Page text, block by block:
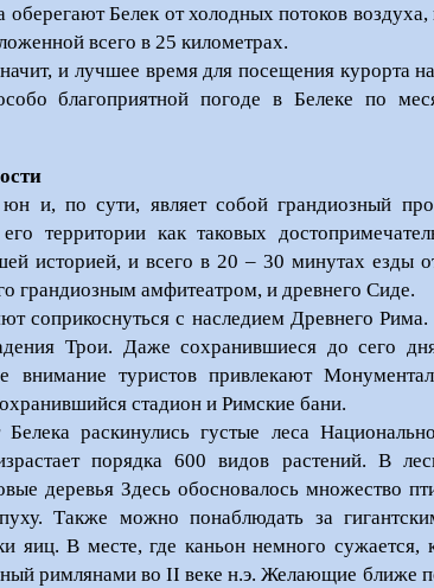
Белек от холодных потоков
всего в 25 километрах.
и лучшее время для посещения курорта
благоприятной погоде в Белеке по
и, по сути, являет собой грандиозный
территории как таковых
историей, и всего в 20 – 30 минутах езды
грандиозным амфитеатром, и древнего Сиде.
соприкоснуться с наследием Древнего
Трои. Даже сохранившиеся до сего
внимание туристов привлекают
стадион и Римские бани.
раскинулись густые леса
порядка 600 видов растений. В
деревья Здесь обосновалось множество
Также можно понаблюдать за
яиц. В месте, где каньон немного
римлянами во II веке н.э. Желающие ближе